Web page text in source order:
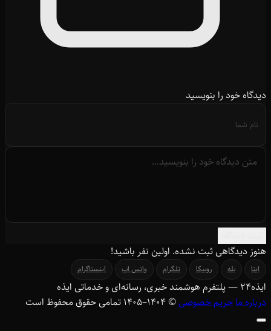
دیدگاه خود را بنویسید
هنوز دیدگاهی ثبت نشده. اولین نفر باشید!
ایتا بله روبیکا تلگرام واتس اپ اینستاگرام
ایذه۲۴ — پلتفرم هوشمند خبری، رسانه‌ای و خدماتی ایذه
درباره ماحریم خصوصی© ۱۴۰۴–1405 تمامی حقوق محفوظ است